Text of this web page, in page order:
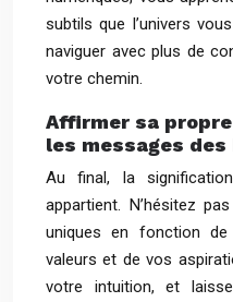
subtils que l’univers
naviguer avec plus de
votre chemin.
Affirmer sa
les messages
Au final, la
appartient. N’hésitez
uniques en fonction
valeurs et de vos
votre intuition, et